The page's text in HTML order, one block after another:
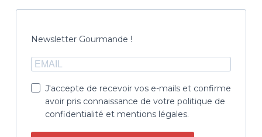
Newsletter Gourmande !
J'accepte de recevoir vos e-mails et confirme
avoir pris connaissance de votre politique de
confidentialité et mentions légales.